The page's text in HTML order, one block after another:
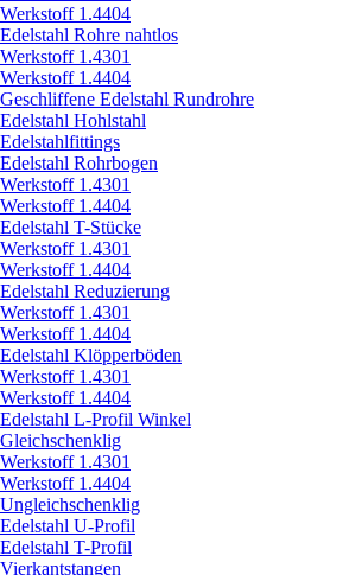
Werkstoff 1.4404
Edelstahl Rohre nahtlos
Werkstoff 1.4301
Werkstoff 1.4404
Geschliffene Edelstahl Rundrohre
Edelstahl Hohlstahl
Edelstahlfittings
Edelstahl Rohrbogen
Werkstoff 1.4301
Werkstoff 1.4404
Edelstahl T-Stücke
Werkstoff 1.4301
Werkstoff 1.4404
Edelstahl Reduzierung
Werkstoff 1.4301
Werkstoff 1.4404
Edelstahl Klöpperböden
Werkstoff 1.4301
Werkstoff 1.4404
Edelstahl L-Profil Winkel
Gleichschenklig
Werkstoff 1.4301
Werkstoff 1.4404
Ungleichschenklig
Edelstahl U-Profil
Edelstahl T-Profil
Vierkantstangen